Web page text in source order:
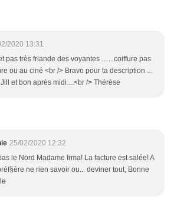
2020 13:31
pas très friande des voyantes ... ...coiffure pas
ou au ciné <br /> Bravo pour ta description ...
et bon après midi ...<br /> Thérèse
25/02/2020 12:32
le Nord Madame Irma! La facture est salée! A
ne rien savoir ou... deviner tout, Bonne